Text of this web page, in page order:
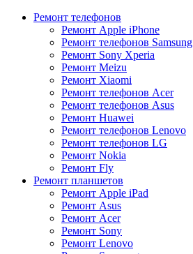
Ремонт телефонов
Ремонт Apple iPhone
Ремонт телефонов Samsung
Ремонт Sony Xperia
Ремонт Meizu
Ремонт Xiaomi
Ремонт телефонов Acer
Ремонт телефонов Asus
Ремонт Huawei
Ремонт телефонов Lenovo
Ремонт телефонов LG
Ремонт Nokia
Ремонт Fly
Ремонт планшетов
Ремонт Apple iPad
Ремонт Asus
Ремонт Acer
Ремонт Sony
Ремонт Lenovo